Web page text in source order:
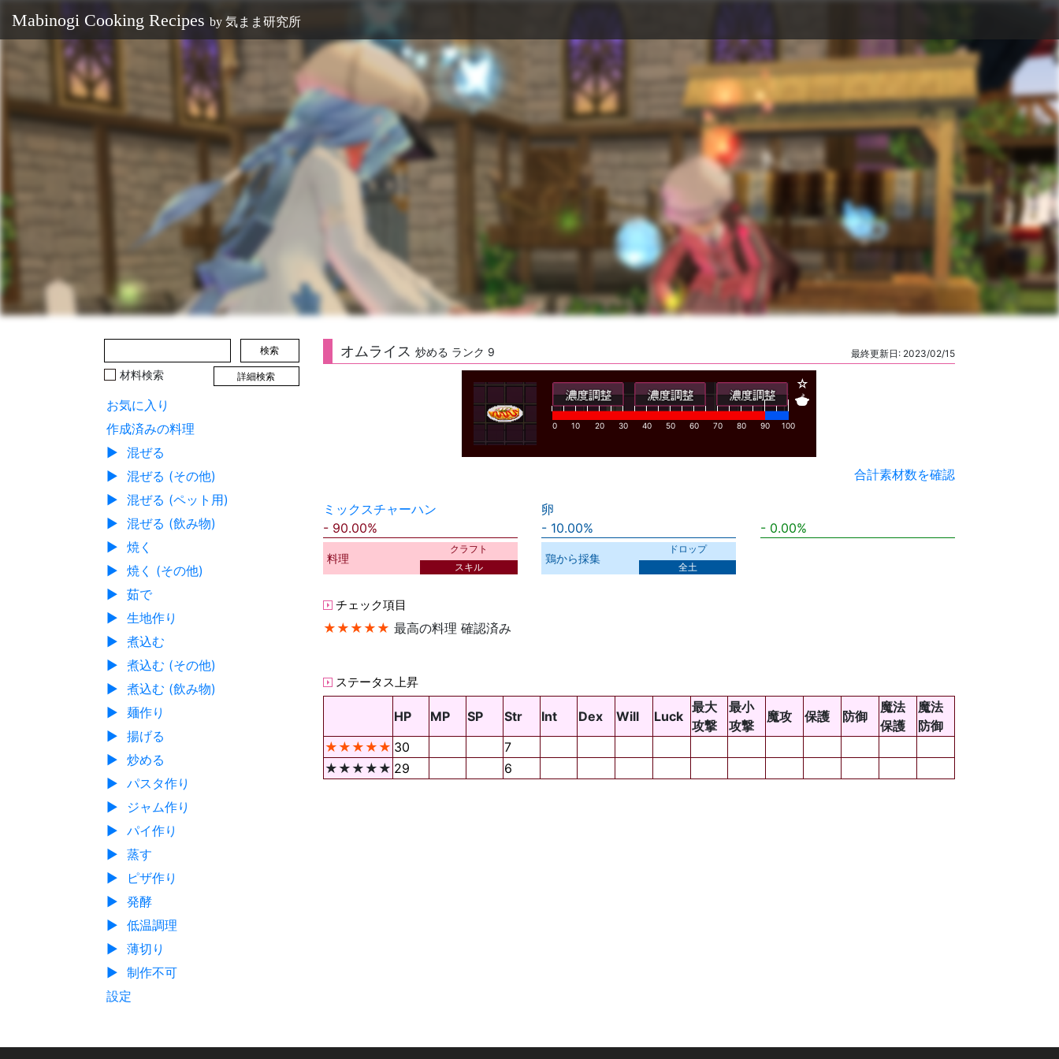
Mabinogi Cooking Recipes by 気まま研究所
検索
材料検索 詳細検索
お気に入り
作成済みの料理
▶ 混ぜる
▶ 混ぜる (その他)
▶ 混ぜる (ペット用)
▶ 混ぜる (飲み物)
▶ 焼く
▶ 焼く (その他)
▶ 茹で
▶ 生地作り
▶ 煮込む
▶ 煮込む (その他)
▶ 煮込む (飲み物)
▶ 麺作り
▶ 揚げる
▶ 炒める
▶ パスタ作り
▶
ジャム作り
▶ パイ作り
▶ 蒸す
▶
ピザ作り
▶ 発酵
▶ 低温調理
▶ 薄切り
▶ 制作不可
設定
オムライス 炒める ランク 9 最終更新日: 2023/02/15
0 10 20 30 40 50 60 70 80 90 100
☆
🍲
合計素材数を確認
ミックスチャーハン
卵
90.00%
10.00% 0.00%
料理
クラフト
スキル
鶏から採集
ドロップ
全土
チェック項目
★★★★★ 最高の料理 確認済み
ステータス上昇
HP MP SP Str Int Dex Will Luck
最大
攻撃
最小
攻撃
魔攻 保護 防御
魔法
保護
魔法
防御
★★★★★ 30
7
★★★★★ 29 6